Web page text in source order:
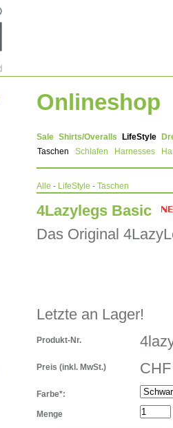
Onlineshop
Sale Shirts/Overalls
LifeStyle
Taschen
Schlafen Harnesses
Alle - LifeStyle - Taschen
4Lazylegs Basic
Das Original
Letzte an Lager!
Produkt-Nr.
Preis (inkl. MwSt.)
Farbe*:
Menge